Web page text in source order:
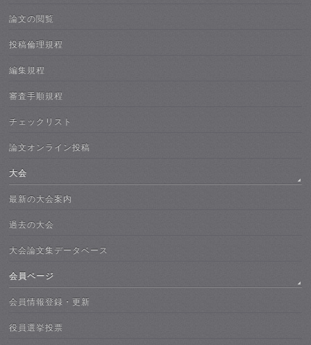
論文の閲覧
投稿倫理規程
編集規程
審査手順規程
チェックリスト
論文オンライン投稿
大会
最新の大会案内
過去の大会
大会論文集データベース
会員ページ
会員情報登録・更新
役員選挙投票